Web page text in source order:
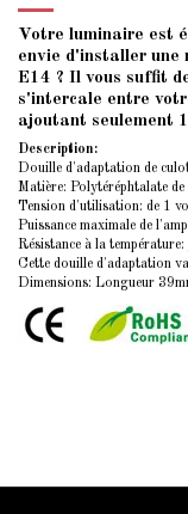
Votre luminaire est
envie d'installer une
E14 ? Il vous suffit
s'intercale entre
ajoutant seulement
Description:
Douille d'adaptation de
Matière: Polytéréphtalate de
Tension d'utilisation: de 1
Puissance maximale de
Résistance à la
Cette douille d'adaptation
Dimensions: Longueur